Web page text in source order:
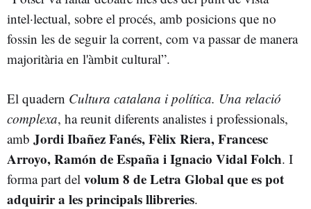
intel·lectual, sobre el procés, amb posicions que no
fossin les de seguir la corrent, com va passar de manera
majoritària en l'àmbit cultural”.
El quadern Cultura catalana i política. Una relació
complexa, ha reunit diferents analistes i professionals,
amb Jordi Ibañez Fanés, Fèlix Riera, Francesc
Arroyo, Ramón de España i Ignacio Vidal Folch. I
forma part del volum 8 de Letra Global que es pot
adquirir a les principals llibreries.